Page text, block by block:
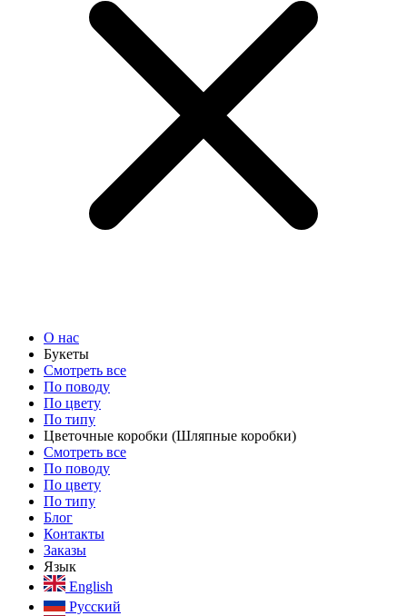
О нас
Букеты
Смотреть все
По поводу
По цвету
По типу
Цветочные коробки (Шляпные коробки)
Смотреть все
По поводу
По цвету
По типу
Блог
Контакты
Заказы
Язык
English
Русский